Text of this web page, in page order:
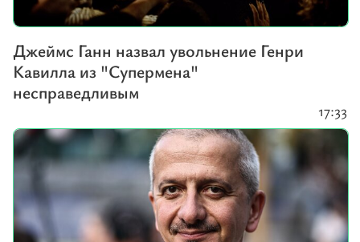
Джеймс Ганн назвал увольнение Генри
Кавилла из "Супермена"
несправедливым
17:33